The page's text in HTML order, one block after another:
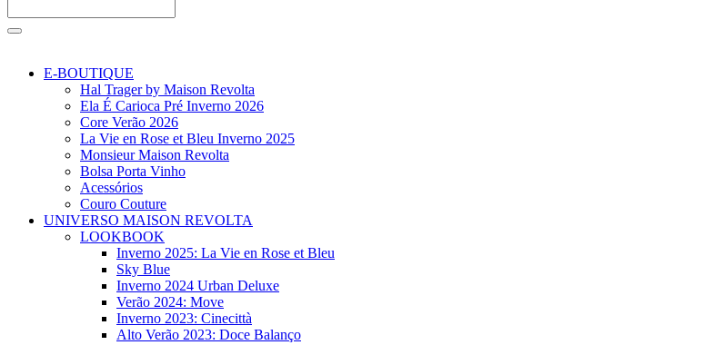
E-BOUTIQUE
Hal Trager by Maison Revolta
Ela É Carioca Pré Inverno 2026
Core Verão 2026
La Vie en Rose et Bleu Inverno 2025
Monsieur Maison Revolta
Bolsa Porta Vinho
Acessórios
Couro Couture
UNIVERSO MAISON REVOLTA
LOOKBOOK
Inverno 2025: La Vie en Rose et Bleu
Sky Blue
Inverno 2024 Urban Deluxe
Verão 2024: Move
Inverno 2023: Cinecittà
Alto Verão 2023: Doce Balanço